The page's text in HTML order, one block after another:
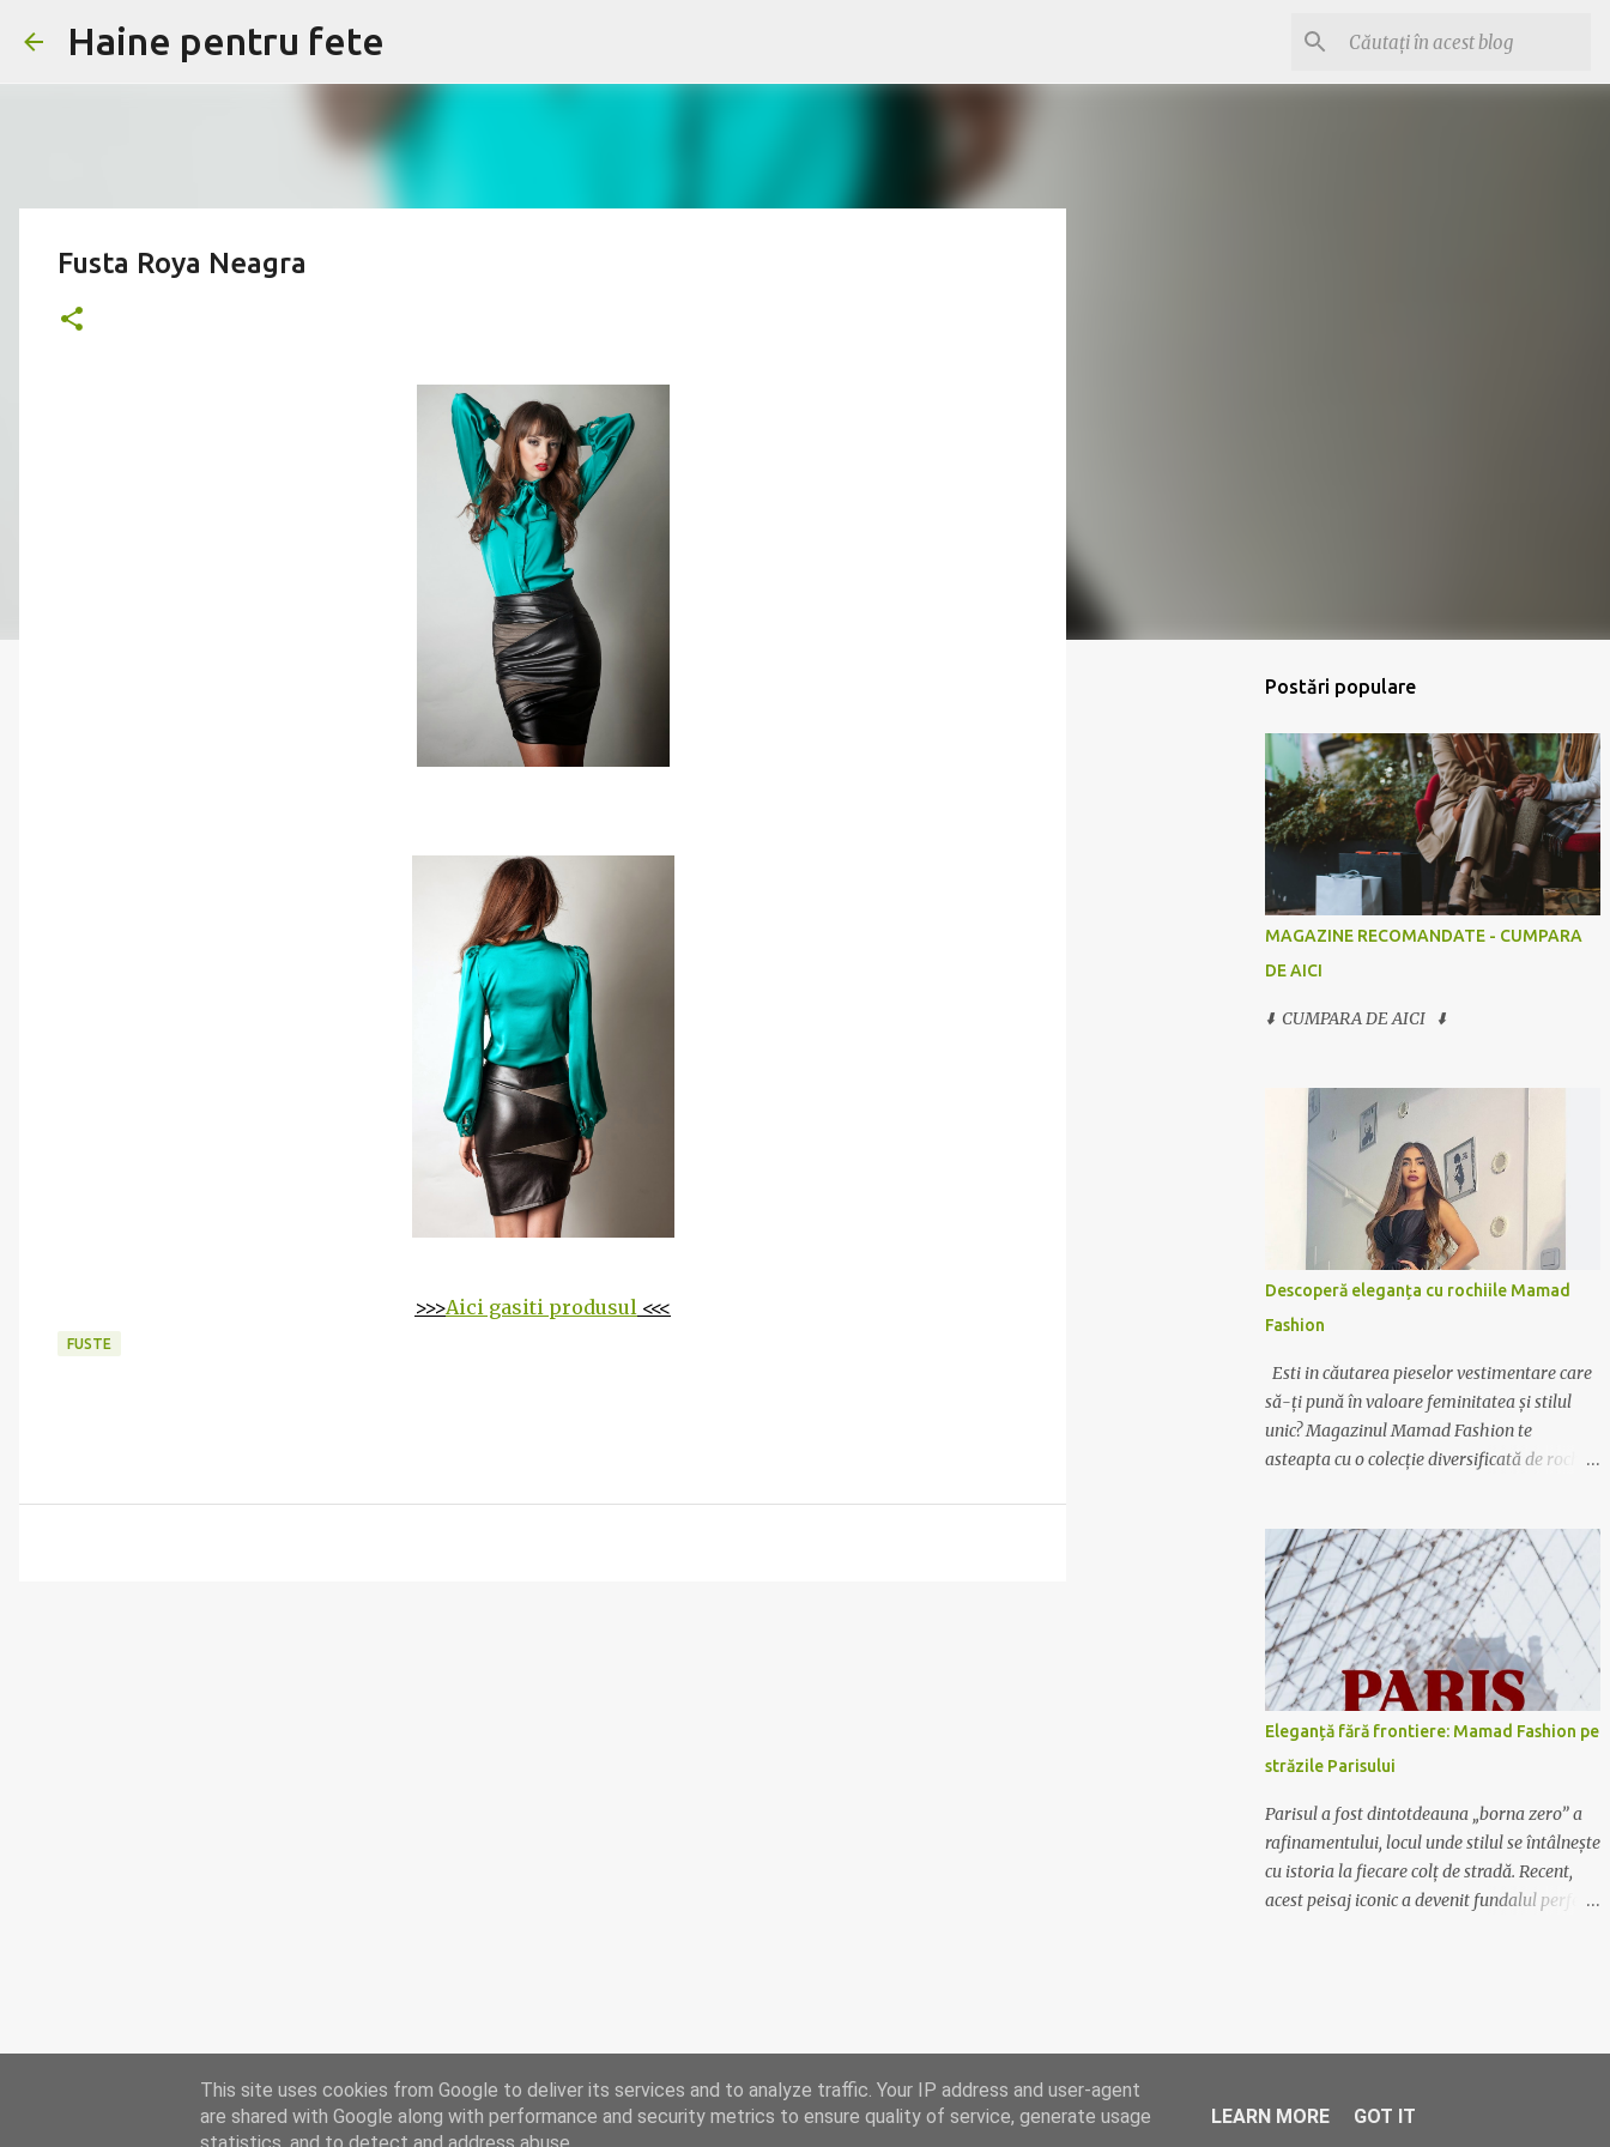
Haine pentru fete
Fusta Roya Neagra
>>>Aici gasiti produsul <<<
FUSTE
Postări populare
MAGAZINE RECOMANDATE - CUMPARA
DE AICI
⬇️ CUMPARA DE AICI ⬇️
Descoperă eleganța cu rochiile Mamad
Fashion
Esti in căutarea pieselor vestimentare care
să-ți pună în valoare feminitatea și stilul
unic? Magazinul Mamad Fashion te
asteapta cu o colecție diversificată de rochii
orice ocazie Indiferent dacă ai nevoie de o
rochie elegantă pentru ocazii speciale sau de
o variantă casual pentru zilele relaxante,
Mamad Fashion are soluția potrivită pentru
tine. De la rochiile lungi, vaporoase și
elegante, perfecte pentru evenimente
formale, la rochiile scurte și lejere, ideale
pentru plimbările în oraș sau ieșirile cu
prietenii, colecția noastră acoperă toate
gusturile și preferințele. Calitate și
rafinament Fiecare rochie Mamad Fashion
este creată cu atenție la detalii, folosind
materiale de calitate superioară ce oferă
Eleganță fără frontiere: Mamad Fashion pe
străzile Parisului
Parisul a fost dintotdeauna „borna zero” a
rafinamentului, locul unde stilul se întâlnește
cu istoria la fiecare colț de stradă. Recent,
acest peisaj iconic a devenit fundalul perfect
arhitectura metalică a turnului și farmecul
This site uses cookies from Google to deliver its services and to analyze traffic. Your IP address and user-agent
are shared with Google along with performance and security metrics to ensure quality of service, generate usage
LEARN MORE GOT IT